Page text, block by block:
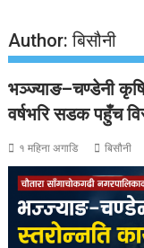
Author:बिसौनी
भञ्ज्याङ–चण्डेनी
वर्षभरि सडक पहुँच
१ महिना अगाडि बिसौनी